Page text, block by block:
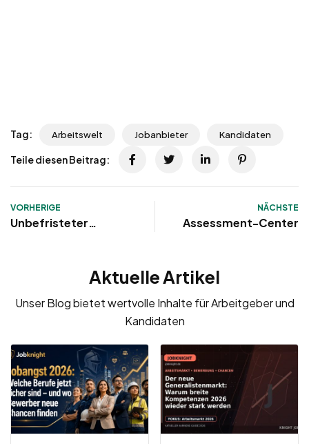
Tag: Arbeitswelt Jobanbieter Kandidaten
Teile diesen Beitrag:
VORHERIGE
Unbefristeter
NÄCHSTE
Assessment-Center
Aktuelle Artikel
Unser Blog bietet wertvolle Inhalte für Arbeitgeber und
Kandidaten